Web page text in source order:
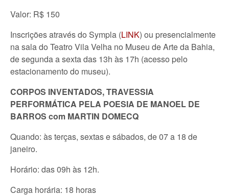
Valor: R$ 150
Inscrições através do Sympla (LINK) ou presencialmente
na sala do Teatro Vila Velha no Museu de Arte da Bahia,
de segunda a sexta das 13h às 17h (acesso pelo
estacionamento do museu).
CORPOS INVENTADOS, TRAVESSIA
PERFORMÁTICA PELA POESIA DE MANOEL DE
BARROS com MARTIN DOMECQ
Quando: às terças, sextas e sábados, de 07 a 18 de
janeiro.
Horário: das 09h às 12h.
Carga horária: 18 horas